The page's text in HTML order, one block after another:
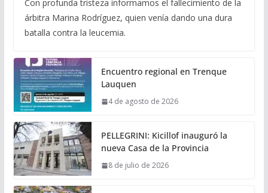
Con profunda tristeza informamos el fallecimiento de la
árbitra Marina Rodríguez, quien venía dando una dura
batalla contra la leucemia.
Encuentro regional en Trenque
Lauquen
4 de agosto de 2026
PELLEGRINI: Kicillof inauguró la
nueva Casa de la Provincia
8 de julio de 2026